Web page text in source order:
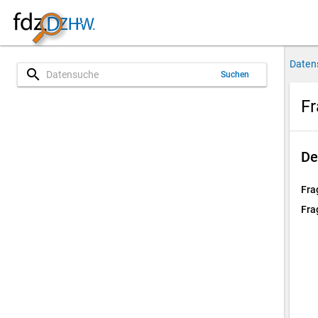
search Suchen